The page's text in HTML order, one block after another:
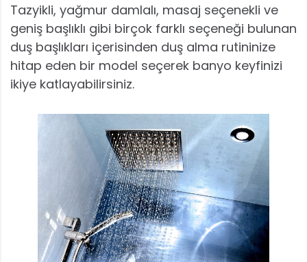
Tazyikli, yağmur damlalı, masaj seçenekli ve
geniş başlıklı gibi birçok farklı seçeneği bulunan
duş başlıkları içerisinden duş alma rutininize
hitap eden bir model seçerek banyo keyfinizi
ikiye katlayabilirsiniz.